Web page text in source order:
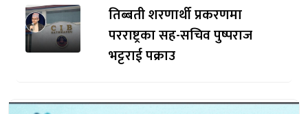
तिब्बती शरणार्थी प्रकरणमा
परराष्ट्रका सह-सचिव पुष्पराज
भट्टराई पक्राउ